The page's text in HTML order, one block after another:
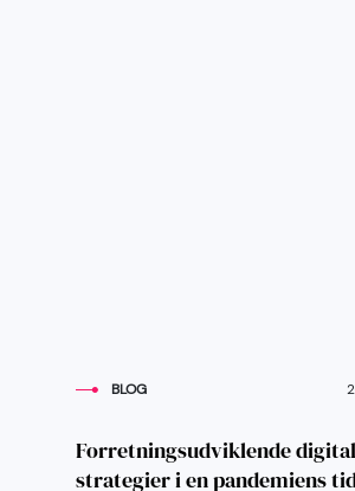
BLOG
Forretningsudviklende
strategier i en pandemiens